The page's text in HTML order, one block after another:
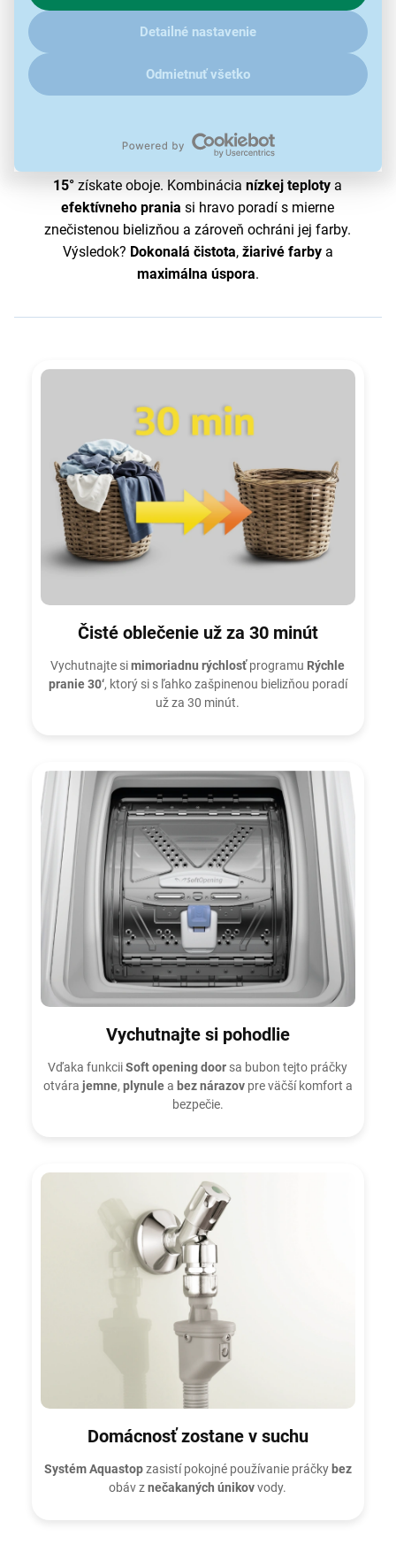
ďalšími údaji pracujeme, kliknitesem.
Detailné nastavenie
Odmietnuť všetko
Úspora alebo čistota?
Získajte oboje.
Túžite po nízkych účtoch za energie, ale nechcete sa
15° získate oboje. Kombinácianízkej teploty a
efektívneho prania si hravo poradí s mierne
znečistenou bielizňou a zároveň ochráni jej farby.
Výsledok? Dokonalá čistota, žiarivé farbya
maximálna úspora.
Čisté oblečenie už za 30 minút
Vychutnajte simimoriadnu rýchlosťprogramu Rýchle
pranie 30‘, ktorý si s ľahko zašpinenou bielizňou poradí
už za 30 minút.
Vychutnajte si pohodlie
Vďaka funkciiSoft opening door sa bubon tejto práčky
otvára jemne, plynulea bez nárazovpre väčší komfort a
bezpečie.
Domácnosť zostane v suchu
Systém Aquastopzasistí pokojné používanie práčky bez
obáv znečakaných únikovvody.